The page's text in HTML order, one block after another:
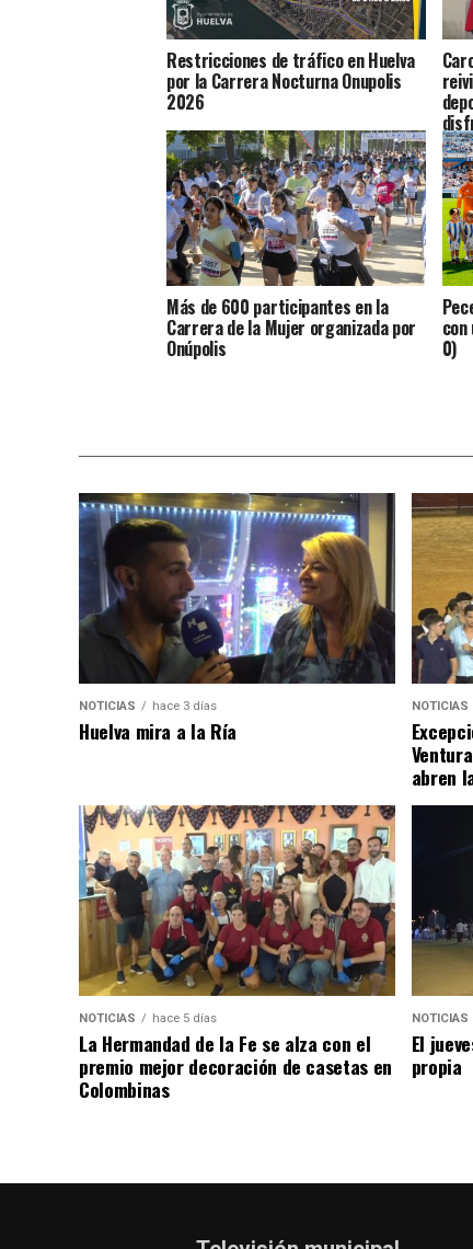
Restricciones de tráfico en Huelva
por la Carrera Nocturna Onupolis
2026
Más de 600 participantes en la
Carrera de la Mujer organizada por
Onúpolis 0)
NOTICIAS hace 3 días
Huelva mira a la Ría
NOTICIAS
abren
NOTICIAS hace 5 días
La Hermandad de la Fe se alza con el
premio mejor decoración de casetas en
Colombinas
NOTICIAS
El
propia